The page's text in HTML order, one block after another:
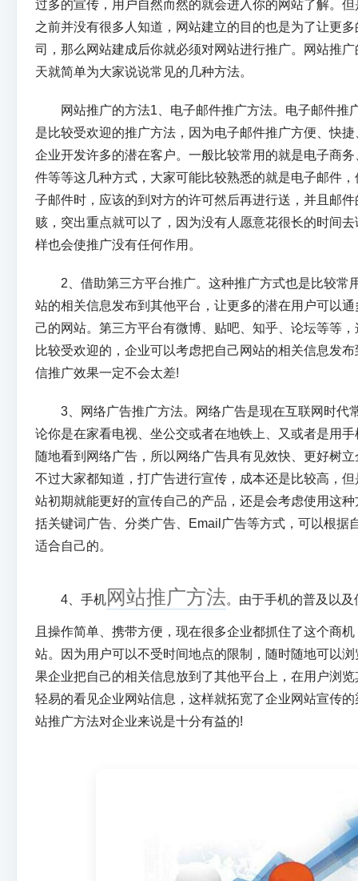
过多的宣传，用户自然而然的就会进入你的网站了解。
之前并没有很多人知道，网站建立的目的也是为了让更
司，那么网站建成后你就必须对网站进行推广。网站推
天就简单为大家说说常见的几种方法。
网站推广的方法1、电子邮件推广方法。电子邮件推
是比较受欢迎的推广方法，因为电子邮件推广方便、快
企业开发许多的潜在客户。一般比较常用的就是电子商
件等等这几种方式，大家可能比较熟悉的就是电子邮件
子邮件时，应该的到对方的许可然后再进行送，并且邮
赅，突出重点就可以了，因为没有人愿意花很长的时间
样也会使推广没有任何作用。
2、借助第三方平台推广。这种推广方式也是比较常
站的相关信息发布到其他平台，让更多的潜在用户可以
己的网站。第三方平台有微博、贴吧、知乎、论坛等等
比较受欢迎的，企业可以考虑把自己网站的相关信息发
信推广效果一定不会太差!
3、网络广告推广方法。网络广告是现在互联网时代
论你是在家看电视、坐公交或者在地铁上、又或者是用
随地看到网络广告，所以网络广告具有见效快、更好树
不过大家都知道，打广告进行宣传，成本还是比较高，
站初期就能更好的宣传自己的产品，还是会考虑使用这
括关键词广告、分类广告、Email广告等方式，可以根据
适合自己的。
4、手机网站推广方法。由于手机的普及以
且操作简单、携带方便，现在很多企业都抓住了这个商
站。因为用户可以不受时间地点的限制，随时随地可以
果企业把自己的相关信息放到了其他平台上，在用户浏
轻易的看见企业网站信息，这样就拓宽了企业网站宣传
站推广方法对企业来说是十分有益的!